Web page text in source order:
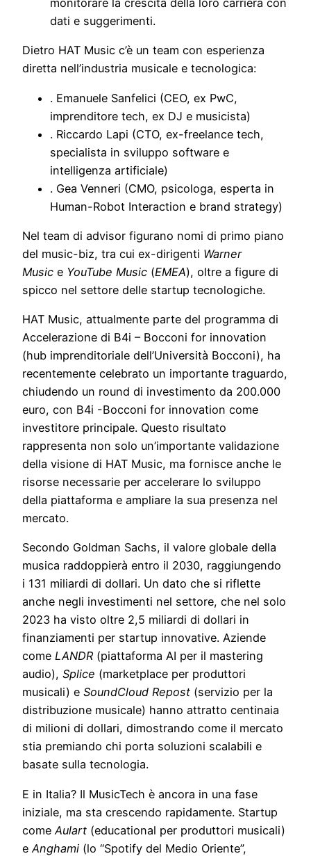
monitorare la crescita della loro carriera con
dati e suggerimenti.
Dietro HAT Music c’è un team con esperienza
diretta nell’industria musicale e tecnologica:
. Emanuele Sanfelici (CEO, ex PwC,
imprenditore tech, ex DJ e musicista)
. Riccardo Lapi (CTO, ex-freelance tech,
specialista in sviluppo software e
intelligenza artificiale)
. Gea Venneri (CMO, psicologa, esperta in
Human-Robot Interaction e brand strategy)
Nel team di advisor figurano nomi di primo piano
del music-biz, tra cui ex-dirigenti Warner
Music e YouTube Music (EMEA), oltre a figure di
spicco nel settore delle startup tecnologiche.
HAT Music, attualmente parte del programma di
Accelerazione di B4i – Bocconi for innovation
(hub imprenditoriale dell’Università Bocconi), ha
recentemente celebrato un importante traguardo,
chiudendo un round di investimento da 200.000
euro, con B4i -Bocconi for innovation come
investitore principale. Questo risultato
rappresenta non solo un’importante validazione
della visione di HAT Music, ma fornisce anche le
risorse necessarie per accelerare lo sviluppo
della piattaforma e ampliare la sua presenza nel
mercato.
Secondo Goldman Sachs, il valore globale della
musica raddoppierà entro il 2030, raggiungendo
i 131 miliardi di dollari. Un dato che si riflette
anche negli investimenti nel settore, che nel solo
2023 ha visto oltre 2,5 miliardi di dollari in
finanziamenti per startup innovative. Aziende
come LANDR (piattaforma AI per il mastering
audio), Splice (marketplace per produttori
musicali) e SoundCloud Repost (servizio per la
distribuzione musicale) hanno attratto centinaia
di milioni di dollari, dimostrando come il mercato
stia premiando chi porta soluzioni scalabili e
basate sulla tecnologia.
E in Italia? Il MusicTech è ancora in una fase
iniziale, ma sta crescendo rapidamente. Startup
come Aulart (educational per produttori musicali)
e Anghami (lo “Spotify del Medio Oriente”,